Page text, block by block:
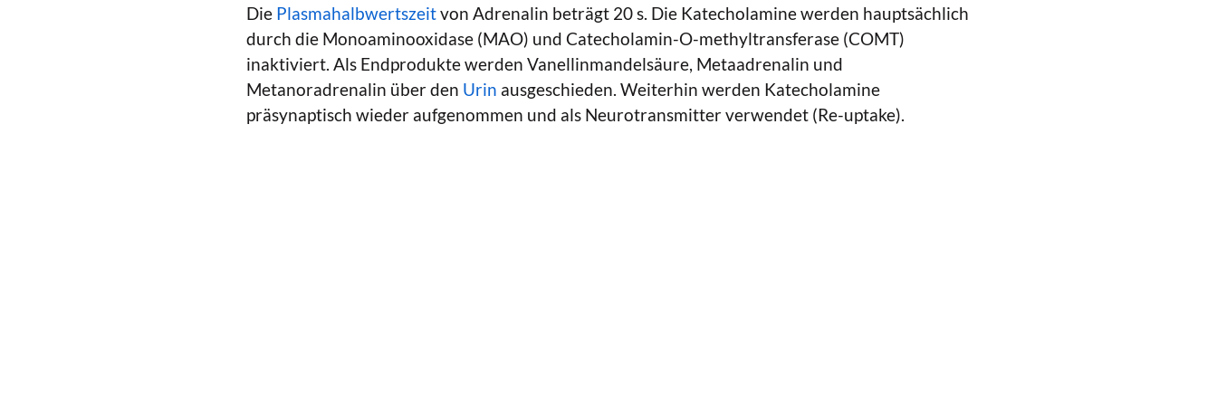
Die Plasmahalbwertszeitvon Adrenalin beträgt 20 s. Die Katecholamine werden hauptsächlich
durch die Monoaminooxidase (MAO) und Catecholamin-O-methyltransferase (COMT)
inaktiviert. Als Endprodukte werden Vanellinmandelsäure, Metaadrenalin und
Metanoradrenalin über den Urin ausgeschieden. Weiterhin werden Katecholamine
präsynaptisch wieder aufgenommen und als Neurotransmitter verwendet (Re-uptake).